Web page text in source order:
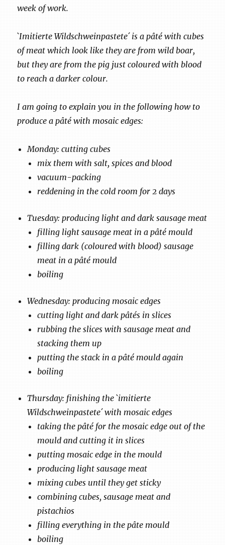
week of work.
`Imitierte Wildschweinpastete´ is a pâté with cubes
of meat which look like they are from wild boar,
but they are from the pig just coloured with blood
to reach a darker colour.
I am going to explain you in the following how to
produce a pâté with mosaic edges:
Monday: cutting cubes
mix them with salt, spices and blood
vacuum-packing
reddening in the cold room for 2 days
Tuesday: producing light and dark sausage meat
filling light sausage meat in a pâté mould
filling dark (coloured with blood) sausage
meat in a pâté mould
boiling
Wednesday: producing mosaic edges
cutting light and dark pâtés in slices
rubbing the slices with sausage meat and
stacking them up
putting the stack in a pâté mould again
boiling
Thursday: finishing the `imitierte
Wildschweinpastete´ with mosaic edges
taking the pâté for the mosaic edge out of the
mould and cutting it in slices
putting mosaic edge in the mould
producing light sausage meat
mixing cubes until they get sticky
combining cubes, sausage meat and
pistachios
filling everything in the pâte mould
boiling